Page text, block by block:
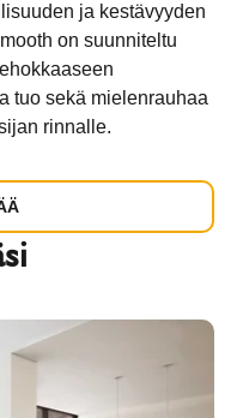
ja kestävyyden
on suunniteltu
tuo sekä mielenrauhaa
rinnalle.